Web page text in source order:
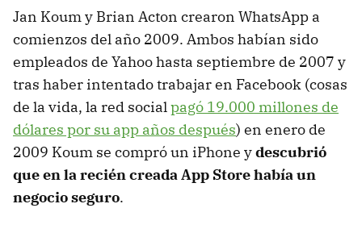
Jan Koum y Brian Acton crearon WhatsApp a
comienzos del año 2009. Ambos habían sido
empleados de Yahoo hasta septiembre de 2007 y
tras haber intentado trabajar en Facebook (cosas
de la vida, la red socialpagó 19.000 millones de
dólares por su app años después) en enero de
2009 Koum se compró un iPhone ydescubrió
que en la recién creada App Store había un
negocio seguro.